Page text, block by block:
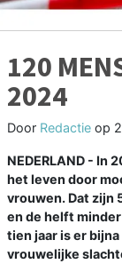
120
2024
Door Redactie op
NEDERLAND - In
het leven door
vrouwen. Dat zijn
en de helft
tien jaar is er
vrouwelijke